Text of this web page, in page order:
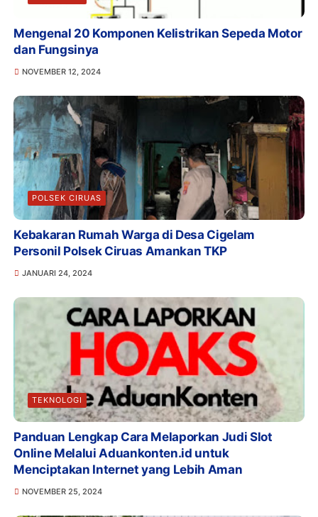
Mengenal 20 Komponen Kelistrikan Sepeda Motor
dan Fungsinya
NOVEMBER 12, 2024
POLSEK CIRUAS
Kebakaran Rumah Warga di Desa Cigelam
Personil Polsek Ciruas Amankan TKP
JANUARI 24, 2024
TEKNOLOGI
Panduan Lengkap Cara Melaporkan Judi Slot
Online Melalui Aduankonten.id untuk
Menciptakan Internet yang Lebih Aman
NOVEMBER 25, 2024